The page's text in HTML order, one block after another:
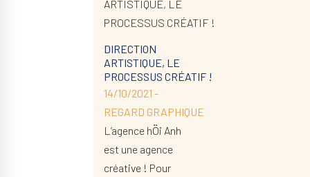
DIRECTION
ARTISTIQUE, LE
PROCESSUS CRÉATIF !
14/10/2021 -
REGARD GRAPHIQUE
L’agence hÖi Anh
est une agence
créative ! Pour